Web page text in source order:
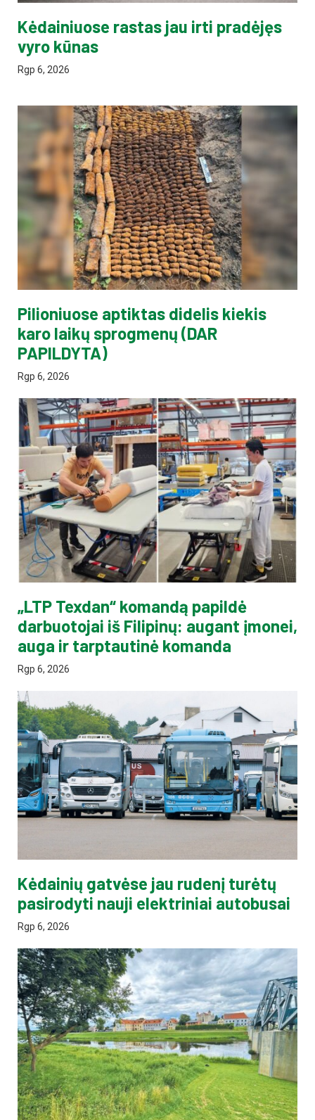
Kėdainiuose rastas jau irti pradėjęs
vyro kūnas
Rgp 6, 2026
Pilioniuose aptiktas didelis kiekis
karo laikų sprogmenų (DAR
PAPILDYTA)
Rgp 6, 2026
„LTP Texdan“ komandą papildė
darbuotojai iš Filipinų: augant įmonei,
auga ir tarptautinė komanda
Rgp 6, 2026
Kėdainių gatvėse jau rudenį turėtų
pasirodyti nauji elektriniai autobusai
Rgp 6, 2026